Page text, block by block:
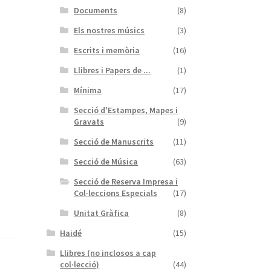
Documents
(8)
Els nostres músics
(3)
Escrits i memòria
(16)
Llibres i Papers de ...
(1)
Mínima
(17)
Secció d'Estampes, Mapes i
Gravats
(9)
Secció de Manuscrits
(11)
Secció de Música
(63)
Secció de Reserva Impresa i
Col·leccions Especials
(17)
Unitat Gràfica
(8)
Haidé
(15)
Llibres (no inclosos a cap
col·lecció)
(44)